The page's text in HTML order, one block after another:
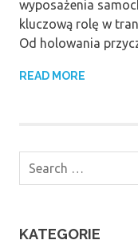
wyposażenia
kluczową rolę w
Od holowania
READ MORE
KATEGORIE